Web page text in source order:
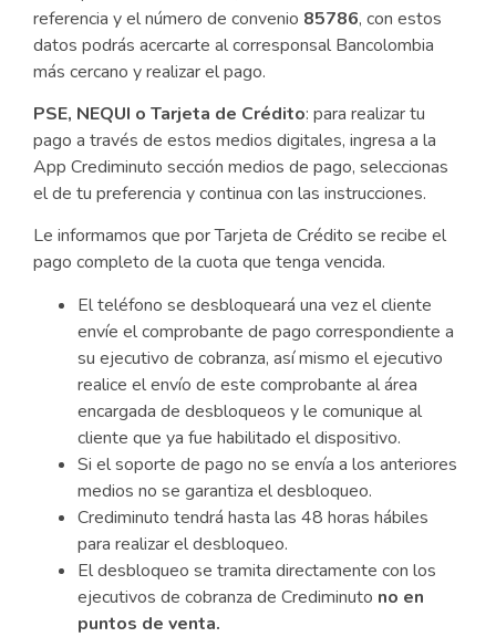
referencia y el número de convenio 85786, con estos
datos podrás acercarte al corresponsal Bancolombia
más cercano y realizar el pago.
PSE, NEQUI o Tarjeta de Crédito: para realizar tu
pago a través de estos medios digitales, ingresa a la
App Crediminuto sección medios de pago, seleccionas
el de tu preferencia y continua con las instrucciones.
Le informamos que por Tarjeta de Crédito se recibe el
pago completo de la cuota que tenga vencida.
El teléfono se desbloqueará una vez el cliente
envíe el comprobante de pago correspondiente a
su ejecutivo de cobranza, así mismo el ejecutivo
realice el envío de este comprobante al área
encargada de desbloqueos y le comunique al
cliente que ya fue habilitado el dispositivo.
Si el soporte de pago no se envía a los anteriores
medios no se garantiza el desbloqueo.
Crediminuto tendrá hasta las 48 horas hábiles
para realizar el desbloqueo.
El desbloqueo se tramita directamente con los
ejecutivos de cobranza de Crediminuto no en
puntos de venta.